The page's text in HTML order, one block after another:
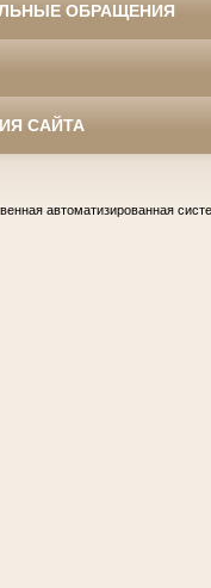
ОБРАЩЕНИЯ
САЙТА
автоматизированная